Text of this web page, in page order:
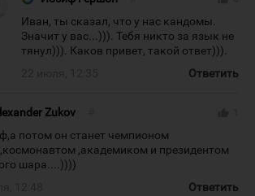
Иван, ты сказал, что у нас кандомы.
Значит у вас...))). Тебя никто за язык не
тянул))). Каков привет, такой ответ))).
Ответить
Zukov
потом он станет чемпионом
,академиком и президентом
шара....))))
Ответить